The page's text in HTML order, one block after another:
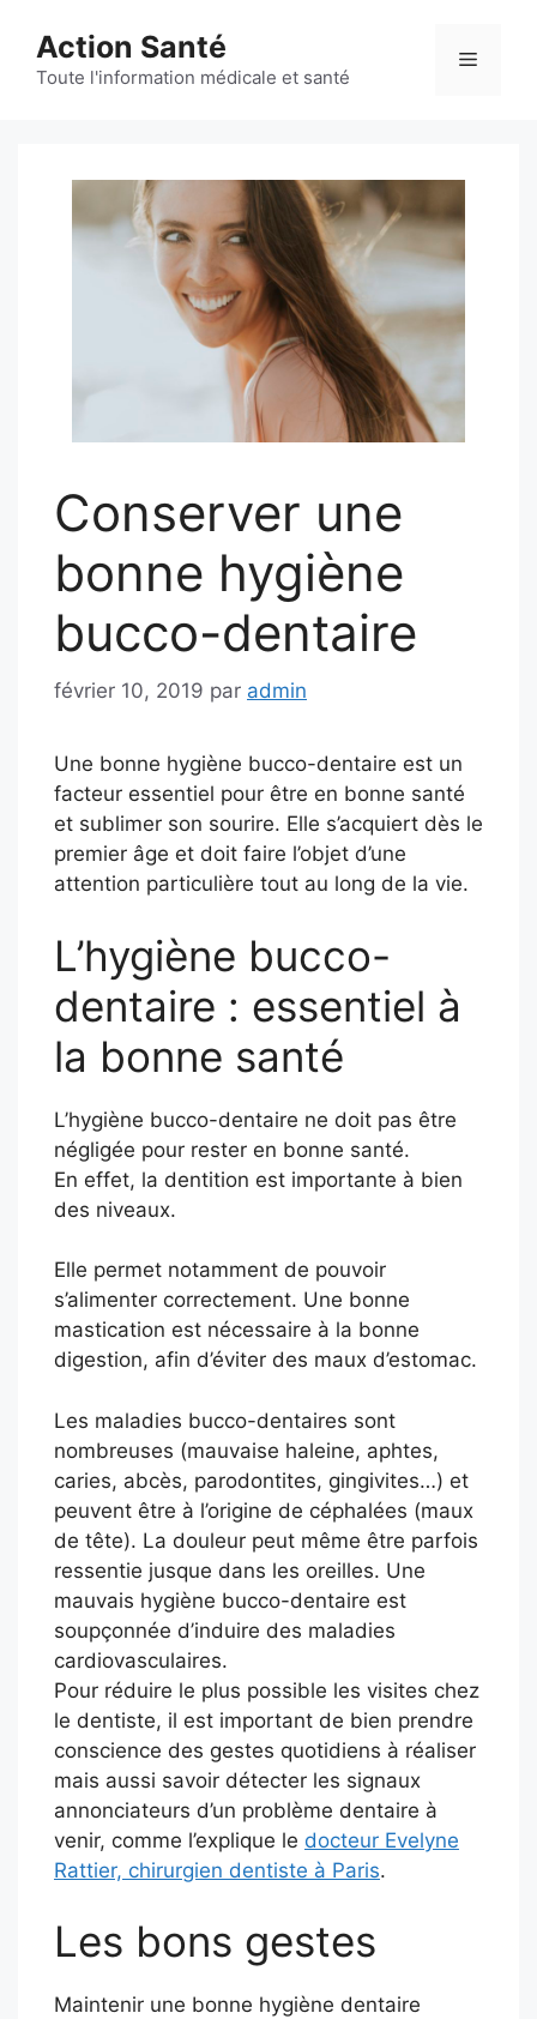
contenu
Action Santé
Toute l'information médicale et santé
Menu
Conserver une
bonne hygiène
bucco-dentaire
février 10, 2019 par admin
Une bonne hygiène bucco-dentaire est un
facteur essentiel pour être en bonne santé
et sublimer son sourire. Elle s’acquiert dès le
premier âge et doit faire l’objet d’une
attention particulière tout au long de la vie.
L’hygiène bucco-
dentaire : essentiel à
la bonne santé
L’hygiène bucco-dentaire ne doit pas être
négligée pour rester en bonne santé.
En effet, la dentition est importante à bien
des niveaux.
Elle permet notamment de pouvoir
s’alimenter correctement. Une bonne
mastication est nécessaire à la bonne
digestion, afin d’éviter des maux d’estomac.
Les maladies bucco-dentaires sont
nombreuses (mauvaise haleine, aphtes,
caries, abcès, parodontites, gingivites…) et
peuvent être à l’origine de céphalées (maux
de tête). La douleur peut même être parfois
ressentie jusque dans les oreilles. Une
mauvais hygiène bucco-dentaire est
soupçonnée d’induire des maladies
cardiovasculaires.
Pour réduire le plus possible les visites chez
le dentiste, il est important de bien prendre
conscience des gestes quotidiens à réaliser
mais aussi savoir détecter les signaux
annonciateurs d’un problème dentaire à
venir, comme l’explique le docteur Evelyne
Rattier, chirurgien dentiste à Paris.
Les bons gestes
Maintenir une bonne hygiène dentaire